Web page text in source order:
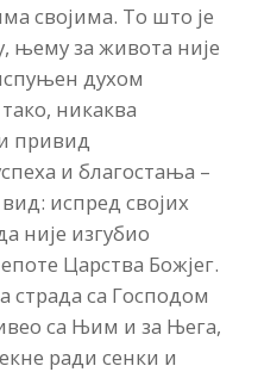
својима. То што је
њему за живота није
духом
никаква
привид
и благостања –
испред својих
није изгубио
Царства Божјег.
страда са Господом
са Њим и за Њега,
ради сенки и